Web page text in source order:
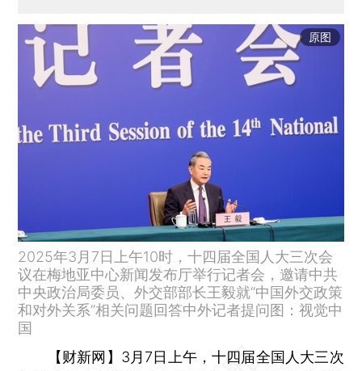
原图
2025年3月7日上午10时，十四届全国人大三次会
议在梅地亚中心新闻发布厅举行记者会，邀请中共
中央政治局委员、外交部部长王毅就“中国外交政策
和对外关系”相关问题回答中外记者提问图：视觉中
国
【财新网】 3月7日上午，十四届全国人大三次